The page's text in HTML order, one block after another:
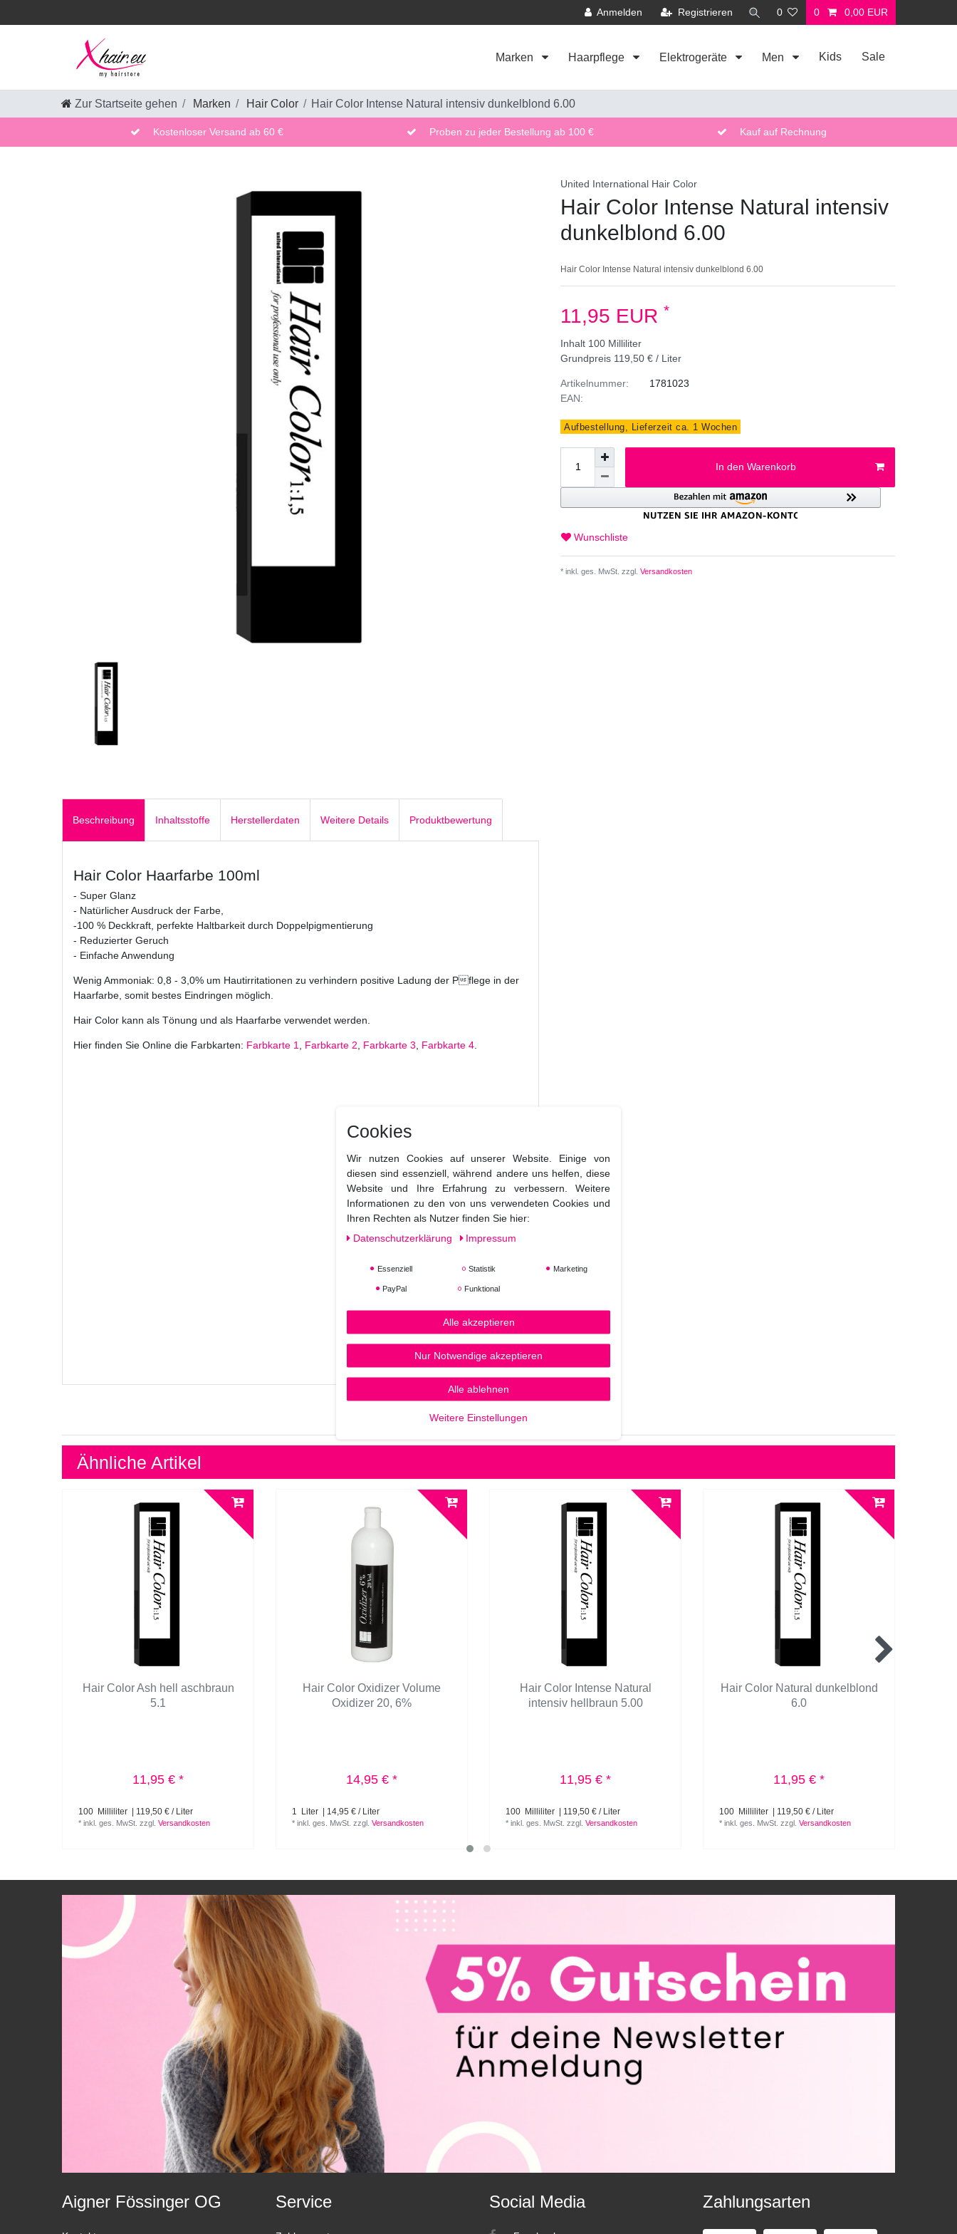
Anmelden Registrieren 0 0 0,00 EUR
Marken Haarpflege Elektrogeräte Men Kids Sale
Zur Startseite gehen Marken Hair Color Hair Color Intense Natural intensiv dunkelblond 6.00
Kostenloser Versand ab 60 € Proben zu jeder Bestellung ab 100 € Kauf auf Rechnung
United International Hair Color
Hair Color Intense Natural intensiv
dunkelblond 6.00
Hair Color Intense Natural intensiv dunkelblond 6.00
11,95 EUR *
Inhalt 100 Milliliter
Grundpreis 119,50 € / Liter
Artikelnummer:
EAN:
1781023
Aufbestellung, Lieferzeit ca. 1 Wochen
In den Warenkorb
Wunschliste
* inkl. ges. MwSt. zzgl. Versandkosten
Beschreibung Inhaltsstoffe Herstellerdaten Weitere Details Produktbewertung
Hair Color Haarfarbe 100ml
- Super Glanz
- Natürlicher Ausdruck der Farbe,
-100 % Deckkraft, perfekte Haltbarkeit durch Doppelpigmentierung
- Reduzierter Geruch
- Einfache Anwendung
Wenig Ammoniak: 0,8 - 3,0% um Hautirritationen zu verhindern positive Ladung der Pflege in der
Haarfarbe, somit bestes Eindringen möglich.
Hair Color kann als Tönung und als Haarfarbe verwendet werden.
Hier finden Sie Online die Farbkarten: Farbkarte 1 Farbkarte 2 Farbkarte 3 Farbkarte 4
Ähnliche Artikel
Hair Color Ash hell aschbraun
5.1
11,95 € *
100 Milliliter | 119,50 € / Liter
*inkl. ges. MwSt. zzgl.Versandkosten
Hair Color Oxidizer Volume
Oxidizer 20, 6%
14,95 € *
1 Liter | 14,95 € / Liter
*inkl. ges. MwSt. zzgl.Versandkosten
Hair Color Intense Natural
intensiv hellbraun 5.00
11,95 € *
100 Milliliter | 119,50 € / Liter
*inkl. ges. MwSt. zzgl.Versandkosten
Hair Color Natural dunkelblond
6.0
11,95 € *
100 Milliliter | 119,50 € / Liter
*inkl. ges. MwSt. zzgl.Versandkosten
Aigner Fössinger OG Service Social Media Zahlungsarten
Cookies
Wir nutzen Cookies auf unserer Website. Einige von
diesen sind essenziell, während andere uns helfen, diese
Website und Ihre Erfahrung zu verbessern. Weitere
Informationen zu den von uns verwendeten Cookies und
Ihren Rechten als Nutzer finden Sie hier:
Daten­schutz­erklärung
Impressum
Essenziell Statistik Marketing
PayPal Funktional
Alle akzeptieren
Nur Notwendige akzeptieren
Alle ablehnen
Weitere Einstellungen